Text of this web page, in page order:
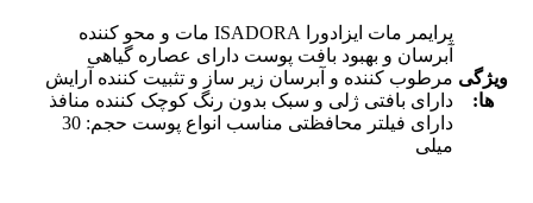
ویژگی
ها:
پرایمر مات ایزادورا ISADORA مات و محو کننده
آبرسان و بهبود بافت پوست دارای عصاره گیاهی
مرطوب کننده و آبرسان زیر ساز و تثبیت کننده آرایش
دارای بافتی ژلی و سبک بدون رنگ کوچک کننده منافذ
دارای فیلتر محافظتی مناسب انواع پوست حجم: 30
میلی